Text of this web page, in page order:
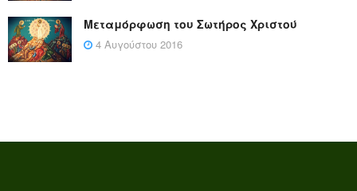
Μεταμόρφωση του Σωτήρος Χριστού
4 Αυγούστου 2016